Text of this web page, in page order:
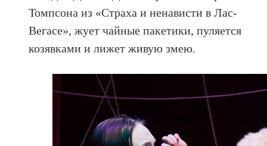
Томпсона из «Страха и ненависти в Лас-
Вегасе», жует чайные пакетики, пуляется
козявками и лижет живую змею.